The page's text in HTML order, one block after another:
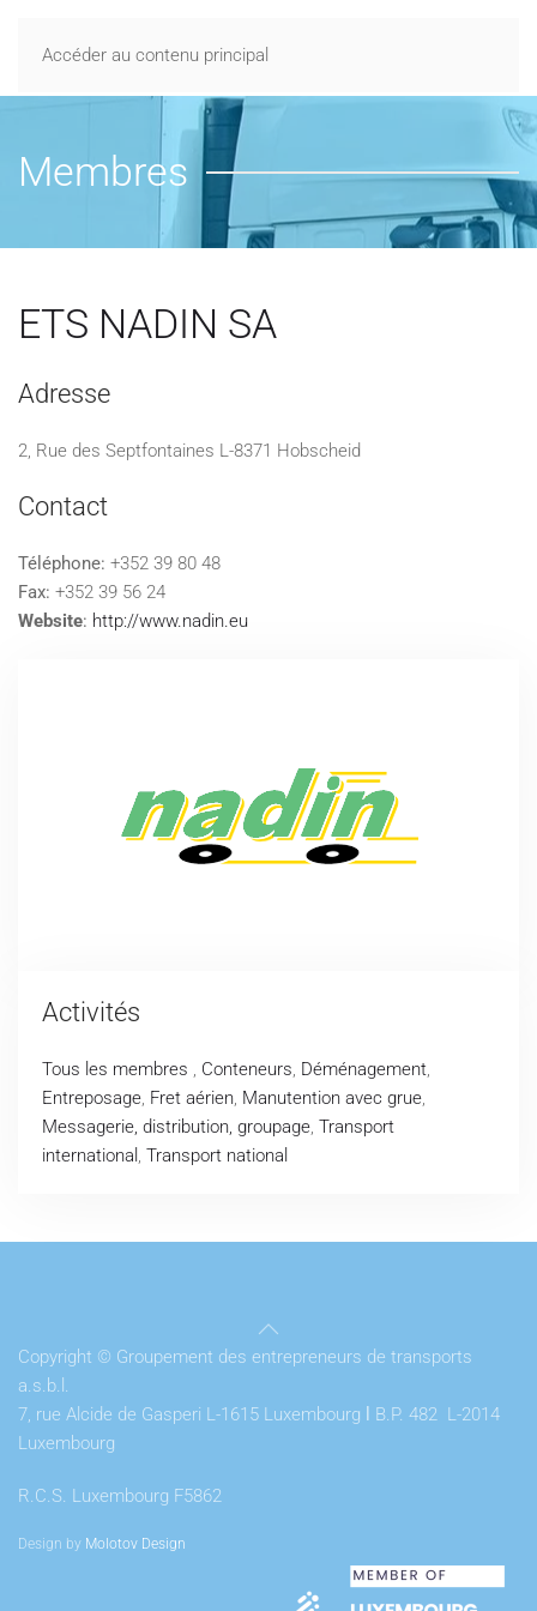
Accéder au contenu principal
Membres
ETS NADIN SA
Adresse
2, Rue des Septfontaines L-8371 Hobscheid
Contact
Téléphone: +352 39 80 48
Fax: +352 39 56 24
Website: http://www.nadin.eu
Activités
Tous les membres , Conteneurs, Déménagement,
Entreposage, Fret aérien, Manutention avec grue,
Messagerie, distribution, groupage, Transport
international , Transport national
Copyright © Groupement des entrepreneurs de transports
a.s.b.l.
7, rue Alcide de Gasperi L-1615 Luxembourg
B.P. 482 L-2014
Luxembourg
R.C.S. Luxembourg F5862
Design by Molotov Design